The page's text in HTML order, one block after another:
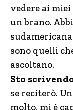
vedere ai
un brano.
sono quelli
ascoltano.
Sto
se reciterò.
molto, mi è